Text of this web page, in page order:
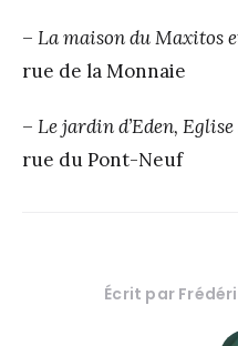
– La maison du Maxitos
rue de la Monnaie
– Le jardin d’Eden,
rue du Pont-Neuf
Écrit par